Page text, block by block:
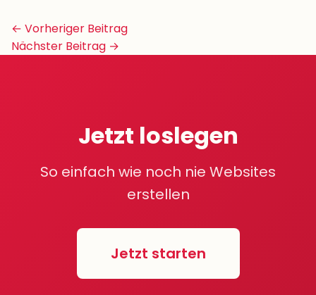
Beitrags-
Navigation
← Vorheriger Beitrag
Nächster Beitrag →
Jetzt loslegen
So einfach wie noch nie Websites
erstellen
Jetzt starten